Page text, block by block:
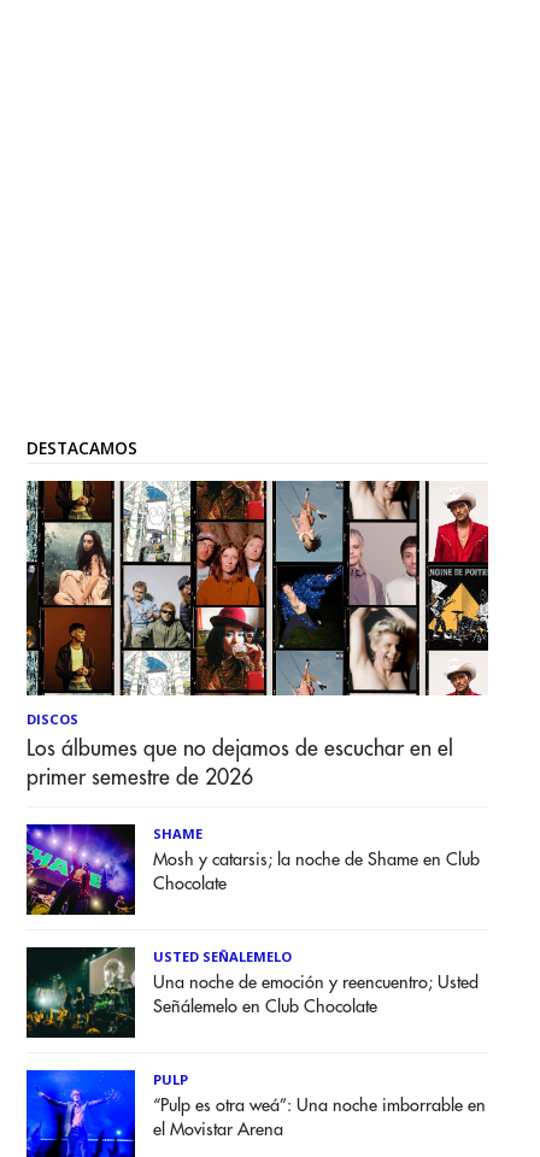
DESTACAMOS
DISCOS
Los álbumes que no dejamos de escuchar en el
primer semestre de 2026
SHAME
Mosh y catarsis; la noche de Shame en Club
Chocolate
USTED SEÑALEMELO
Una noche de emoción y reencuentro; Usted
Señálemelo en Club Chocolate
PULP
“Pulp es otra weá”: Una noche imborrable en
el Movistar Arena